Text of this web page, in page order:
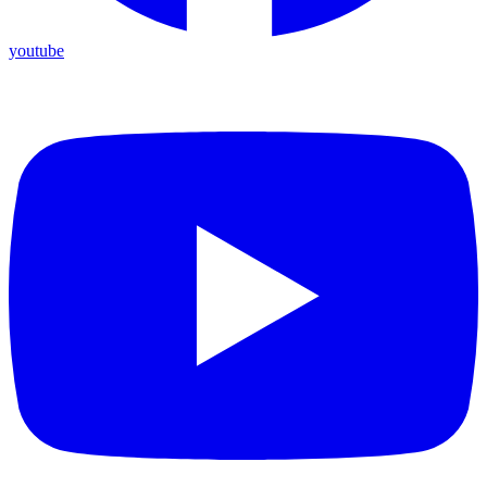
youtube